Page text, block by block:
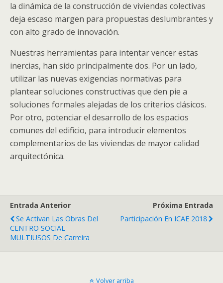
la dinámica de la construcción de viviendas colectivas
deja escaso margen para propuestas deslumbrantes y
con alto grado de innovación.
Nuestras herramientas para intentar vencer estas
inercias, han sido principalmente dos. Por un lado,
utilizar las nuevas exigencias normativas para
plantear soluciones constructivas que den pie a
soluciones formales alejadas de los criterios clásicos.
Por otro, potenciar el desarrollo de los espacios
comunes del edificio, para introducir elementos
complementarios de las viviendas de mayor calidad
arquitectónica.
Entrada Anterior
Se Activan Las Obras Del
CENTRO SOCIAL
MULTIUSOS De Carreira
Próxima Entrada
Participación En ICAE 2018
Volver arriba